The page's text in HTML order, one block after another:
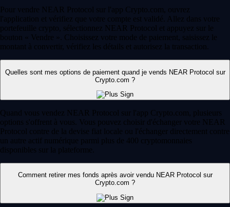
Pour vendre NEAR Protocol sur l'app Crypto.com, ouvrez
l'application et vérifiez que votre compte est validé. Allez dans votre
portefeuille crypto, sélectionnez NEAR Protocol et appuyez sur le
bouton « Vendre ». Choisissez votre mode de paiement, saisissez le
montant à convertir, vérifiez les détails et autorisez la transaction.
Quelles sont mes options de paiement quand je vends NEAR Protocol sur
Crypto.com ?
Quand vous vendez NEAR Protocol sur l'app Crypto.com, plusieurs
options s'offrent à vous. Vous pouvez choisir d'échanger votre NEAR
Protocol contre de la devise fiat locale ou l'échanger directement contre
un autre actif numérique parmi plus de 400 cryptomonnaies
disponibles sur la plateforme.
Comment retirer mes fonds après avoir vendu NEAR Protocol sur
Crypto.com ?